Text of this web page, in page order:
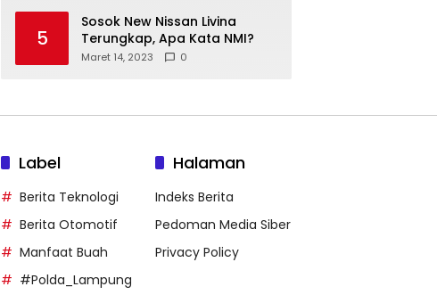
5
Sosok New Nissan Livina
Terungkap, Apa Kata NMI?
Maret 14, 2023 0
Label
Berita Teknologi
Berita Otomotif
Manfaat Buah
#Polda_Lampung
Halaman
Indeks Berita
Pedoman Media Siber
Privacy Policy